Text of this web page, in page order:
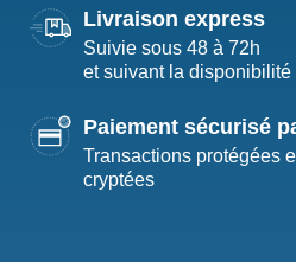
Livraison express
Suivie sous 48 à 72h
et suivant la disponibilité
Paiement sécurisé
Transactions protégées
cryptées